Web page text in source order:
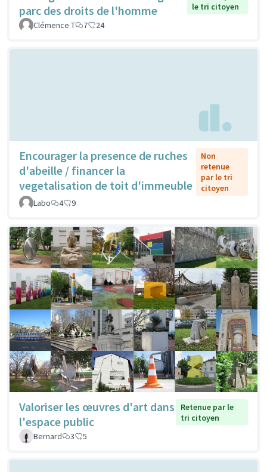
parc des droits de l'homme
le tri citoyen
Clémence T
7 24
Encourager la presence de ruches
d'abeille / financer la
vegetalisation de toit d'immeuble
Non
retenue
par le tri
citoyen
Labo
4 9
Valoriser les œuvres d'art dans
l'espace public
Retenue par le
tri citoyen
Bernard
3 5